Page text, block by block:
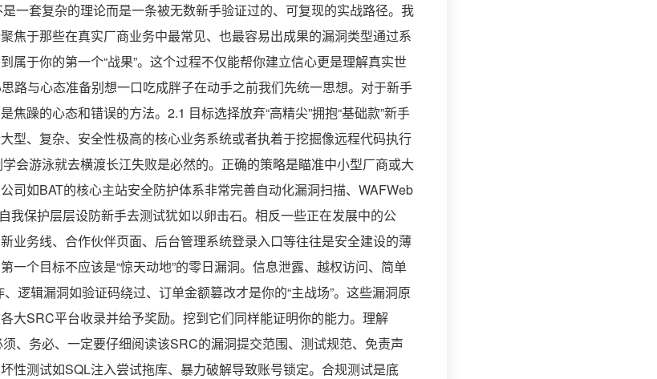
一套复杂的理论而是一条被无数新手验证过的、可复现的实战路径。我
焦于那些在真实厂商业务中最常见、也最容易出成果的漏洞类型通过系
属于你的第一个“战果”。这个过程不仅能帮你建立信心更是理解真实世
路与心态准备别想一口吃成胖子在动手之前我们先统一思想。对于新手
焦躁的心态和错误的方法。2.1 目标选择放弃“高精尖”拥抱“基础款”新手
型、复杂、安全性极高的核心业务系统或者执着于挖掘像远程代码执行
会游泳就去横渡长江失败是必然的。正确的策略是瞄准中小型厂商或大
司如BAT的核心主站安全防护体系非常完善自动化漏洞扫描、WAFWeb
我保护层层设防新手去测试犹如以卵击石。相反一些正在发展中的公
业务线、合作伙伴页面、后台管理系统登录入口等往往是安全建设的薄
一个目标不应该是“惊天动地”的零日漏洞。信息泄露、越权访问、简单
逻辑漏洞如验证码绕过、订单金额篡改才是你的“主战场”。这些漏洞原
大SRC平台收录并给予奖励。挖到它们同样能证明你的能力。理解
、务必、一定要仔细阅读该SRC的漏洞提交范围、测试规范、免责声
性测试如SQL注入尝试拖库、暴力破解导致账号锁定。合规测试是底